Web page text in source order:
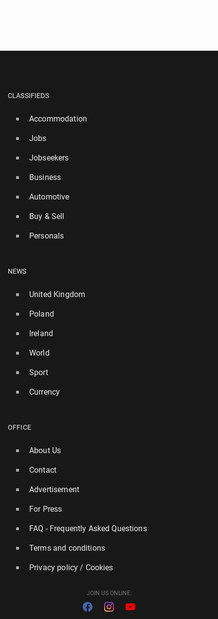
CLASSIFIEDS
Accommodation
Jobs
Jobseekers
Business
Automotive
Buy & Sell
Personals
NEWS
United Kingdom
Poland
Ireland
World
Sport
Currency
OFFICE
About Us
Contact
Advertisement
For Press
FAQ - Frequently Asked Questions
Terms and conditions
Privacy policy / Cookies
JOIN US ONLINE: